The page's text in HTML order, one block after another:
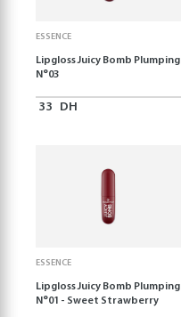
ESSENCE
Lipgloss Juicy Bomb Plumping
N°03
33 DH
ESSENCE
Lipgloss Juicy Bomb Plumping
N°01 - Sweet Strawberry